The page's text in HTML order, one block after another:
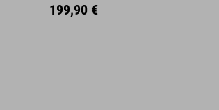
199,90 €